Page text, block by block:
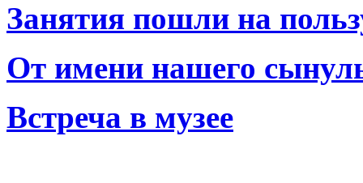
Занятия пошли на
От имени нашего
Встреча в музее